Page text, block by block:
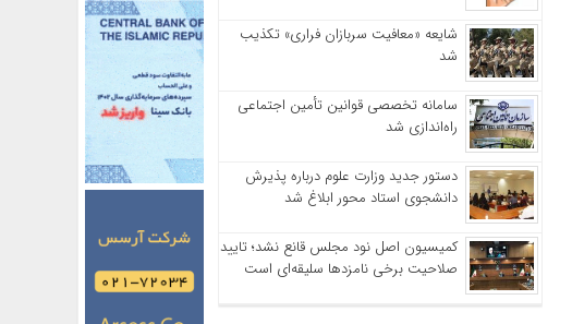
شایعه «معافیت سربازان فراری» تکذیب
شد
سامانه تخصصی قوانین تأمین اجتماعی
راه‌اندازی شد
دستور جدید وزارت علوم درباره پذیرش
دانشجوی استاد محور ابلاغ شد
کمیسیون اصل نود مجلس قانع نشد؛ تایید
صلاحیت برخی نامزدها سلیقه‌ای است